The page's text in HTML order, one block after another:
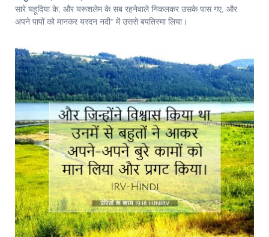
सारे यहूदिया के, और यरूशलेम के सब रहनेवाले निकलकर उसके पास गए, और
अपने पापों को मानकर यरदन नदी* में उससे बपतिस्मा लिया।